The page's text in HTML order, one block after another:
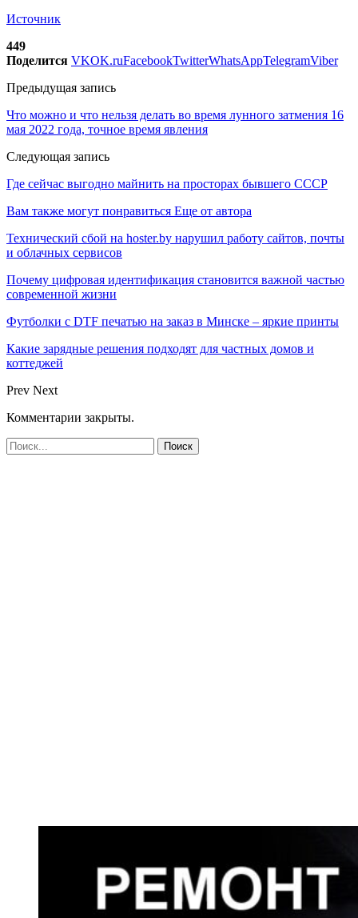
Источник
449
Поделится VKOK.ruFacebookTwitterWhatsAppTelegramViber
Предыдущая запись
Что можно и что нельзя делать во время лунного затмения 16
мая 2022 года, точное время явления
Следующая запись
Где сейчас выгодно майнить на просторах бывшего СССР
Вам также могут понравиться Еще от автора
Технический сбой на hoster.by нарушил работу сайтов, почты
и облачных сервисов
Почему цифровая идентификация становится важной частью
современной жизни
Футболки с DTF печатью на заказ в Минске – яркие принты
Какие зарядные решения подходят для частных домов и
коттеджей
Prev Next
Комментарии закрыты.